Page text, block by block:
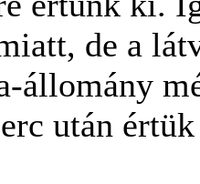
de a
állomány
után